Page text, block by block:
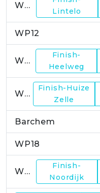
WP11
Lintelo
WP12
WP13
Finish-
Heelweg
WP15
Finish-Huize
Zelle
Barchem
WP18
WP19
Finish-
Noordijk